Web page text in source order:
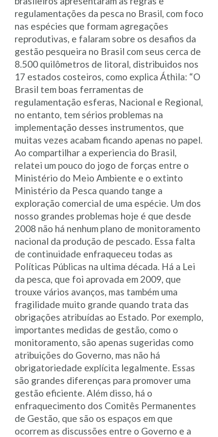
regulamentações da pesca no Brasil, com foco
nas espécies que formam agregações
reprodutivas, e falaram sobre os desafios da
gestão pesqueira no Brasil com seus cerca de
8.500 quilômetros de litoral, distribuidos nos
17 estados costeiros, como explica Áthila: “O
Brasil tem boas ferramentas de
regulamentação esferas, Nacional e Regional,
no entanto, tem sérios problemas na
implementação desses instrumentos, que
muitas vezes acabam ficando apenas no papel.
Ao compartilhar a experiencia do Brasil,
relatei um pouco do jogo de forças entre o
Ministério do Meio Ambiente e o extinto
Ministério da Pesca quando tange a
exploração comercial de uma espécie. Um dos
nosso grandes problemas hoje é que desde
2008 não há nenhum plano de monitoramento
nacional da produção de pescado. Essa falta
de continuidade enfraqueceu todas as
Políticas Públicas na ultima década. Há a Lei
da pesca, que foi aprovada em 2009, que
trouxe vários avanços, mas também uma
fragilidade muito grande quando trata das
obrigações atribuídas ao Estado. Por exemplo,
importantes medidas de gestão, como o
monitoramento, são apenas sugeridas como
atribuições do Governo, mas não há
obrigatoriedade explícita legalmente. Essas
são grandes diferenças para promover uma
gestão eficiente. Além disso, há o
enfraquecimento dos Comitês Permanentes
de Gestão, que são os espaços em que
ocorrem as discussões entre o Governo e a